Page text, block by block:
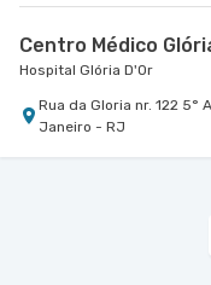
Centro Médico
Hospital Glória D'Or
Rua da Gloria nr. 122 5°
Janeiro - RJ